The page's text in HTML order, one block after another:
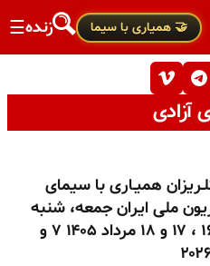
🤝 همیاری با سیما زنده☰
آزادی
همیـاری با سیمای
ملی ایران جمعه، شنبه
و یکشنبه ۱۶ ، ۱۷ و ۱۸ مرداد ۱۴۰۵ ۷ و